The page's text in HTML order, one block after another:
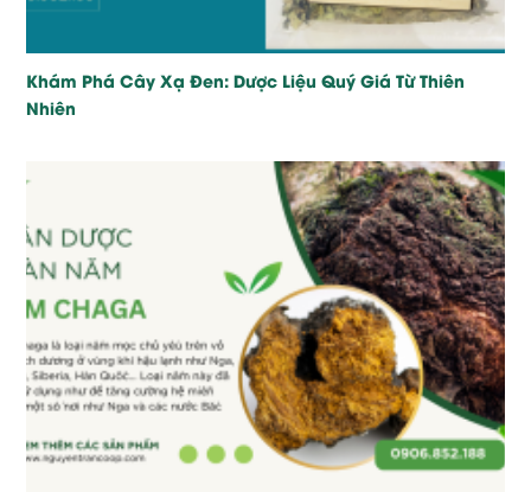
Khám Phá Cây Xạ Đen: Dược Liệu Quý Giá Từ Thiên
Nhiên